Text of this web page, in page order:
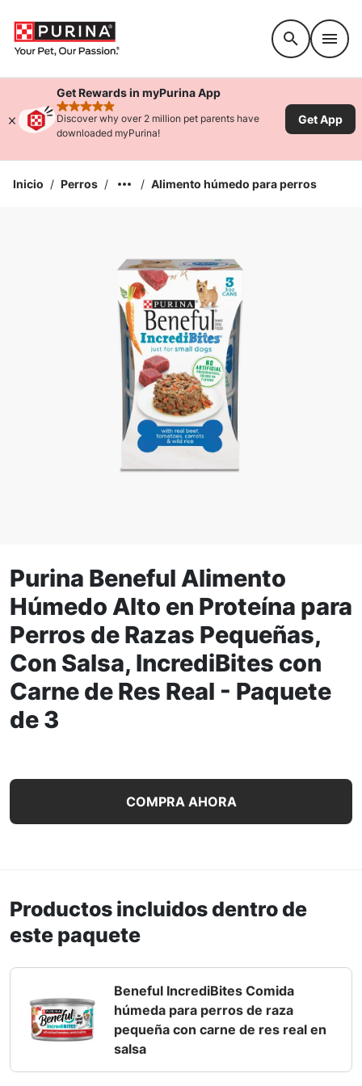
Get Rewards in myPurina App
rated 4.9 stars
Discover why over 2 million pet parents have
downloaded myPurina!
Get App
Inicio / Perros / / Alimento húmedo para perros
Ampliar la Imagen
Purina Beneful Alimento
Húmedo Alto en Proteína para
Perros de Razas Pequeñas,
Con Salsa, IncrediBites con
Carne de Res Real - Paquete
de 3
Purina Beneful Alimento Húmedo Alto en Proteína para
COMPRA AHORA
Productos incluidos dentro de
este paquete
Beneful IncrediBites Comida
húmeda para perros de raza
pequeña con carne de res real en
salsa